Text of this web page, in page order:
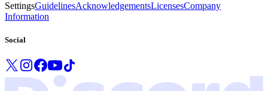
SettingsGuidelinesAcknowledgementsLicensesCompany
Information
Social